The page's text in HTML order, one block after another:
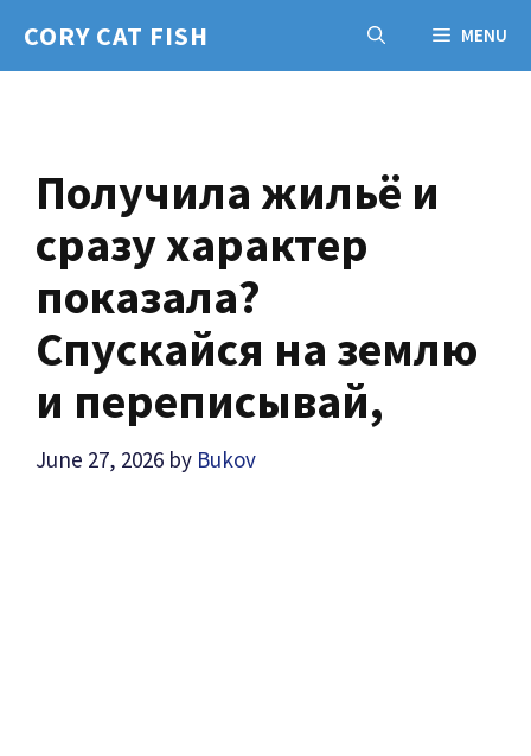
CORY CAT FISH MENU
Получила жильё и
сразу характер
показала?
Спускайся на землю
и переписывай,
June 27, 2026 by Bukov